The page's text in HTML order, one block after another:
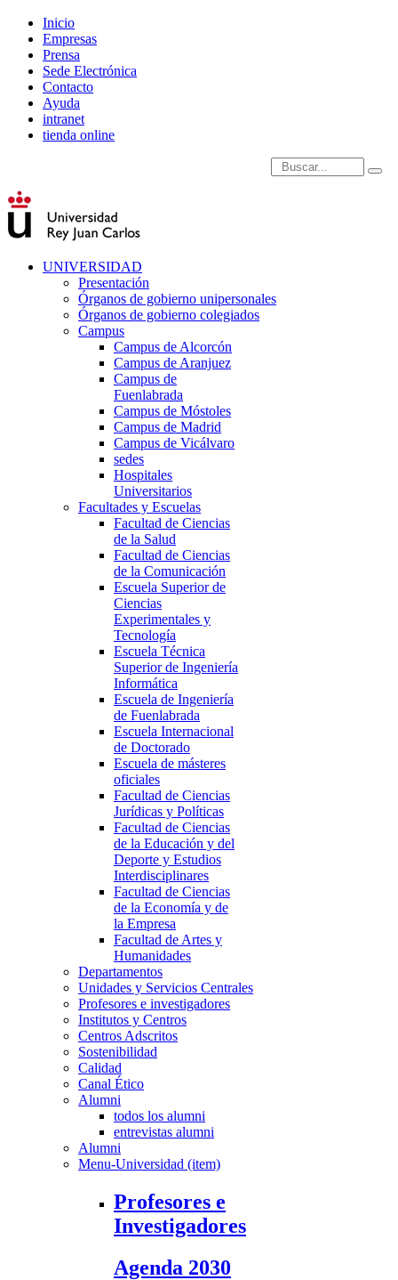
Inicio
Empresas
Prensa
Sede Electrónica
Contacto
Ayuda
intranet
tienda online
Introduce términos de
UNIVERSIDAD
Presentación
Órganos de gobierno unipersonales
Órganos de gobierno colegiados
Campus
Campus de Alcorcón
Campus de Aranjuez
Campus de
Fuenlabrada
Campus de Móstoles
Campus de Madrid
Campus de Vicálvaro
sedes
Hospitales
Universitarios
Facultades y Escuelas
Facultad de Ciencias
de la Salud
Facultad de Ciencias
de la Comunicación
Escuela Superior de
Ciencias
Experimentales y
Tecnología
Escuela Técnica
Superior de Ingeniería
Informática
Escuela de Ingeniería
de Fuenlabrada
Escuela Internacional
de Doctorado
Escuela de másteres
oficiales
Facultad de Ciencias
Jurídicas y Políticas
Facultad de Ciencias
de la Educación y del
Deporte y Estudios
Interdisciplinares
Facultad de Ciencias
de la Economía y de
la Empresa
Facultad de Artes y
Humanidades
Departamentos
Unidades y Servicios Centrales
Profesores e investigadores
Institutos y Centros
Centros Adscritos
Sostenibilidad
Calidad
Canal Ético
Alumni
todos los alumni
entrevistas alumni
Alumni
Menu-Universidad (item)
Profesores e
Investigadores
Agenda 2030